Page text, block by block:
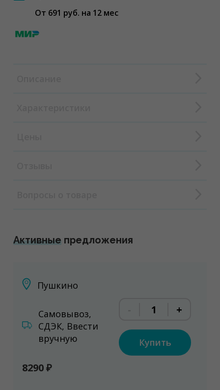
От 691 руб. на 12 мес
Активные предложения
Пушкино
Самовывоз,
СДЭК, Ввести
вручную
8290 ₽
+
Купить